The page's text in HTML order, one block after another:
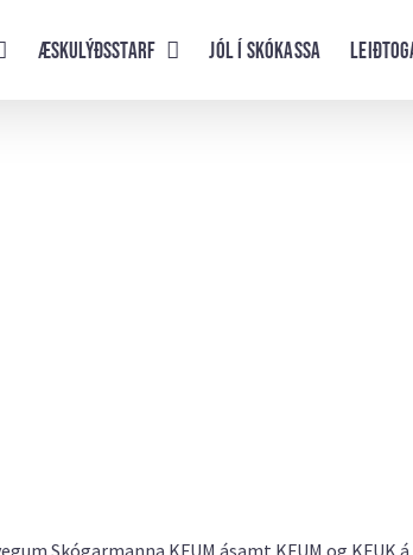
Æskulýðsstarf Jól í skókassa
Skógarmanna KFUM ásamt KFUM og KFUK